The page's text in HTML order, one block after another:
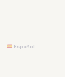
Español